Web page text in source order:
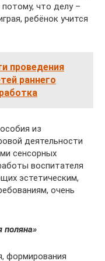
что делу –
ребёнок учится
проведения
раннего
из
деятельности
сенсорных
воспитателя
эстетическим,
очень
поляна»
формирования